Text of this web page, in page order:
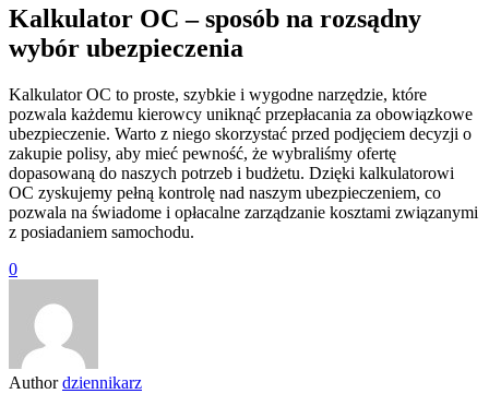
Kalkulator OC – sposób na rozsądny
wybór ubezpieczenia
Kalkulator OC to proste, szybkie i wygodne narzędzie, które
pozwala każdemu kierowcy uniknąć przepłacania za obowiązkowe
ubezpieczenie. Warto z niego skorzystać przed podjęciem decyzji o
zakupie polisy, aby mieć pewność, że wybraliśmy ofertę
dopasowaną do naszych potrzeb i budżetu. Dzięki kalkulatorowi
OC zyskujemy pełną kontrolę nad naszym ubezpieczeniem, co
pozwala na świadome i opłacalne zarządzanie kosztami związanymi
z posiadaniem samochodu.
0
Author dziennikarz